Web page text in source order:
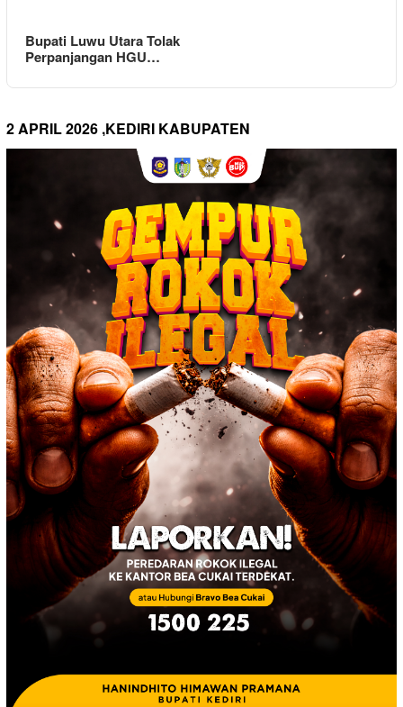
Bupati Luwu Utara Tolak
Perpanjangan HGU…
2 APRIL 2026 ,KEDIRI KABUPATEN